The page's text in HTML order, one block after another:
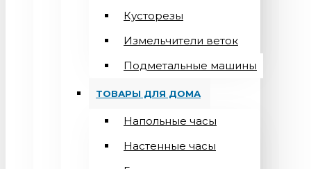
Кусторезы
Измельчители веток
Подметальные машины
ТОВАРЫ ДЛЯ ДОМА
Напольные часы
Настенные часы